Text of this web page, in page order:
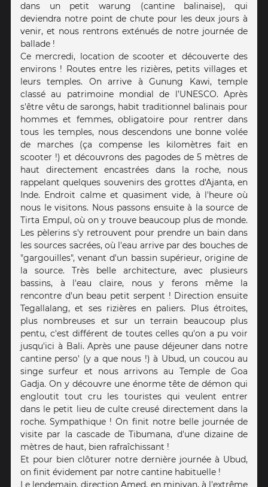
dans un petit warung (cantine balinaise), qui
deviendra notre point de chute pour les deux jours à
venir, et nous rentrons exténués de notre journée de
ballade !
Ce mercredi, location de scooter et découverte des
environs ! Routes entre les rizières, petits villages et
leurs temples. On arrive à Gunung Kawi, temple
classé au patrimoine mondial de l’UNESCO. Après
s'être vêtu de sarongs, habit traditionnel balinais pour
hommes et femmes, obligatoire pour rentrer dans
tous les temples, nous descendons une bonne volée
de marches (ça compense les kilomètres fait en
scooter !) et découvrons des pagodes de 5 mètres de
haut directement encastrées dans la roche, nous
rappelant quelques souvenirs des grottes d'Ajanta, en
Inde. Endroit calme et quasiment vide, à l'heure où
nous le visitons. Nous passons ensuite à la source de
Tirta Empul, où on y trouve beaucoup plus de monde.
Les pèlerins s'y retrouvent pour prendre un bain dans
les sources sacrées, où l'eau arrive par des bouches de
"gargouilles", venant d'un bassin supérieur, origine de
la source. Très belle architecture, avec plusieurs
bassins, à l'eau claire, nous y ferons même la
rencontre d'un beau petit serpent ! Direction ensuite
Tegallalang, et ses rizières en paliers. Plus étroites,
plus nombreuses et sur un terrain beaucoup plus
pentu, c'est différent de toutes celles qu'on a pu voir
jusqu'ici à Bali. Après une pause déjeuner dans notre
cantine perso' (y a que nous !) à Ubud, un coucou au
singe surfeur et nous arrivons au Temple de Goa
Gadja. On y découvre une énorme tête de démon qui
engloutit tout cru les touristes qui veulent entrer
dans le petit lieu de culte creusé directement dans la
roche. Sympathique ! On finit notre belle journée de
visite par la cascade de Tibumana, d'une dizaine de
mètres de haut, bien rafraîchissant !
Et pour bien clôturer notre dernière journée à Ubud,
on finit évidement par notre cantine habituelle !